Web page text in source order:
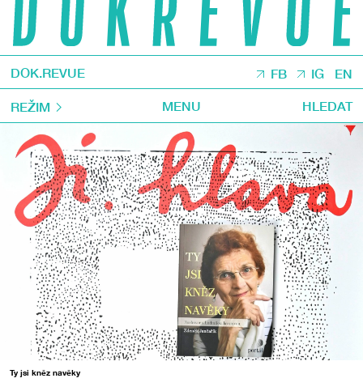
DOK.REVUE FB IG EN
REŽIM MENU HLEDAT
Ty jsi kněz navěky